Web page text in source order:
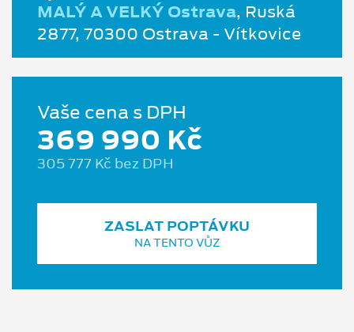
MALÝ A VELKÝ Ostrava, Ruská
2877, 70300 Ostrava - Vítkovice
Vaše cena s DPH
369 990 Kč
305 777 Kč bez DPH
ZASLAT POPTÁVKU
NA TENTO VŮZ